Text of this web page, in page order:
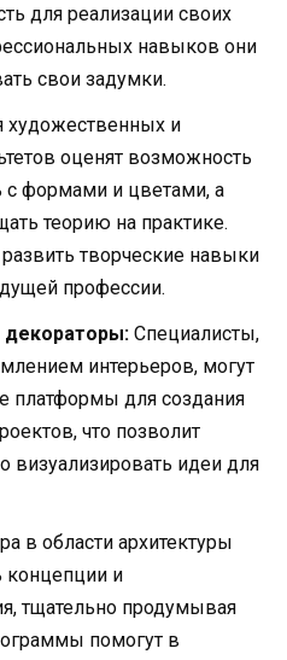
для реализации своих
навыков они
свои задумки.
художественных и
оценят возможность
с формами и цветами, а
теорию на практике.
творческие навыки
профессии.
Специалисты,
интерьеров, могут
платформы для создания
что позволит
визуализировать идеи для
в области архитектуры
концепции и
тщательно продумывая
помогут в